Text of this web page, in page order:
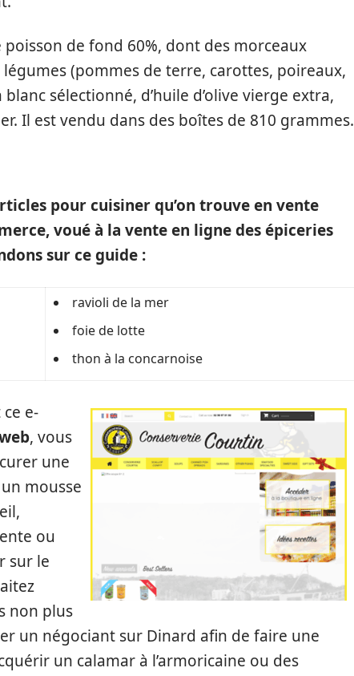
poisson de fond 60%, dont des morceaux
(pommes de terre, carottes, poireaux,
sélectionné, d’huile d’olive vierge extra,
Il est vendu dans des boîtes de 810 grammes.
pour cuisiner qu’on trouve en vente
voué à la vente en ligne des épiceries
sur ce guide :
ravioli de la mer
foie de lotte
thon à la concarnoise
e-
, vous
une
mousse
ou
sur le
non plus
un négociant sur Dinard afin de faire une
un calamar à l’armoricaine ou des